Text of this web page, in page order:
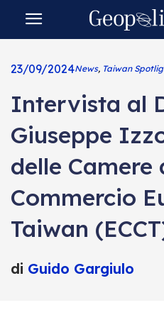
23/09/2024News, Taiwan
Intervista al
Giuseppe
delle Camere
Commercio
Taiwan
di Guido Gargiulo